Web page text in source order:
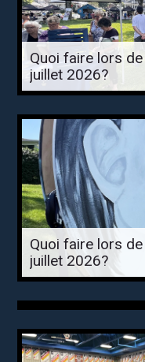
Quoi faire lors
juillet 2026?
Quoi faire lors
juillet 2026?